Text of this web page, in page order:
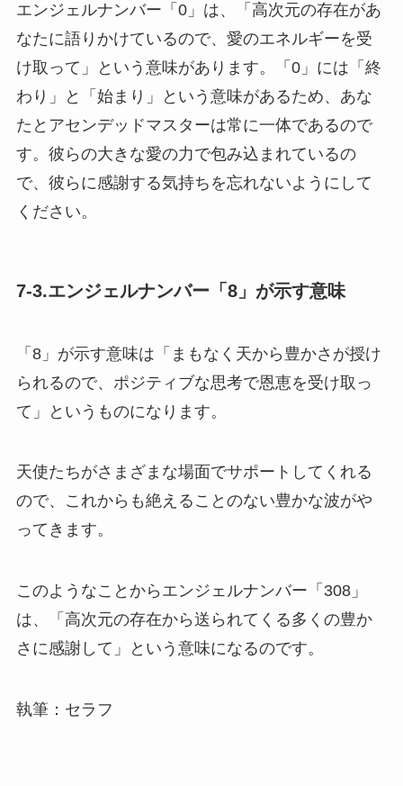
エンジェルナンバー「0」は、「高次元の存在があ
なたに語りかけているので、愛のエネルギーを受
け取って」という意味があります。「0」には「終
わり」と「始まり」という意味があるため、あな
たとアセンデッドマスターは常に一体であるので
す。彼らの大きな愛の力で包み込まれているの
で、彼らに感謝する気持ちを忘れないようにして
ください。
7-3.エンジェルナンバー「8」が示す意味
「8」が示す意味は「まもなく天から豊かさが授け
られるので、ポジティブな思考で恩恵を受け取っ
て」というものになります。
天使たちがさまざまな場面でサポートしてくれる
ので、これからも絶えることのない豊かな波がや
ってきます。
このようなことからエンジェルナンバー「308」
は、「高次元の存在から送られてくる多くの豊か
さに感謝して」という意味になるのです。
執筆：セラフ